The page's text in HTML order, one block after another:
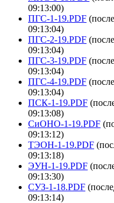
09:13:00)
ПГС-1-19.PDF
09:13:04)
ПГС-2-19.PDF
09:13:04)
ПГС-3-19.PDF
09:13:04)
ПГС-4-19.PDF
09:13:04)
ПСК-1-19.PDF
09:13:08)
СиОНО-1-19.PDF
09:13:12)
ТЭОН-1-19.PDF
09:13:18)
ЭУН-1-19.PDF
09:13:30)
СУЗ-1-18.PDF
09:13:14)